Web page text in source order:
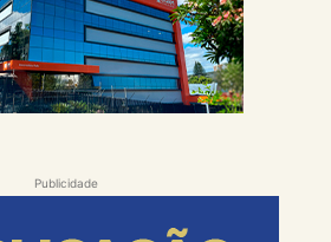
Publicidade